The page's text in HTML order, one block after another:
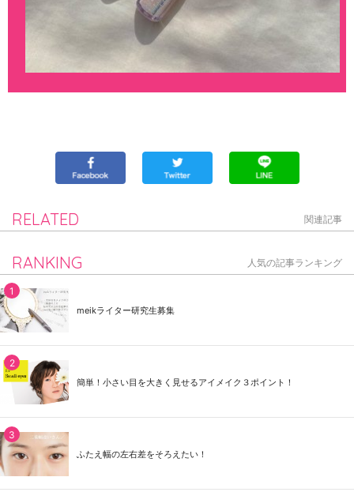
RELATED 関連記事
RANKING 人気の記事ランキング
meikライター研究生募集
簡単！小さい目を大きく見せるアイメイク３ポイント！
ふたえ幅の左右差をそろえたい！